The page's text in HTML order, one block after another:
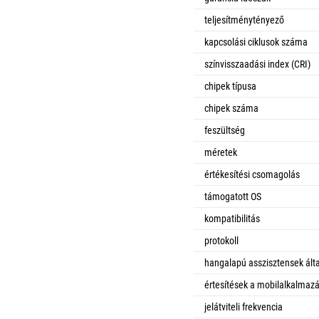
teljesítménytényező
kapcsolási ciklusok száma
színvisszaadási index (CRI)
chipek típusa
chipek száma
feszültség
méretek
értékesítési csomagolás
támogatott OS
kompatibilitás
protokoll
hangalapú asszisztensek
értesítések a
jelátviteli frekvencia